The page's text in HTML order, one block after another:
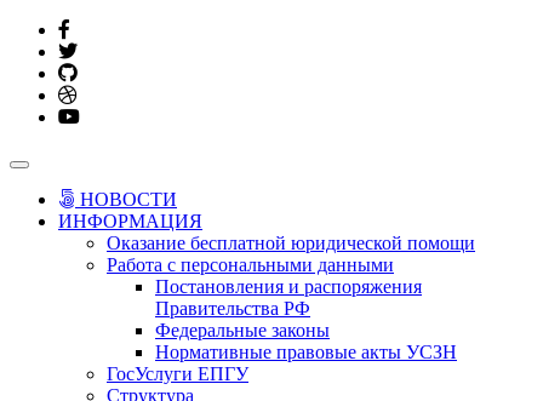
НОВОСТИ
ИНФОРМАЦИЯ
Оказание бесплатной юридической помощи
Работа с персональными данными
Постановления и распоряжения
Правительства РФ
Федеральные законы
Нормативные правовые акты УСЗН
ГосУслуги ЕПГУ
Структура